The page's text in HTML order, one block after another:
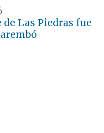
Las Piedras fue